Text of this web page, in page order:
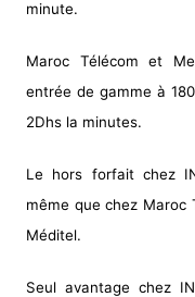
minute.
Maroc Télécom et
entrée de gamme à
2Dhs la minutes.
Le hors forfait chez
même que chez Maroc
Méditel.
Seul avantage chez